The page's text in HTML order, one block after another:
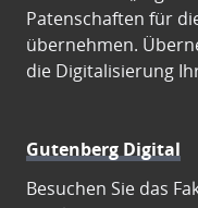
Patenschaften für
übernehmen.
die Digitalisierung
Gutenberg Digital
Besuchen Sie das